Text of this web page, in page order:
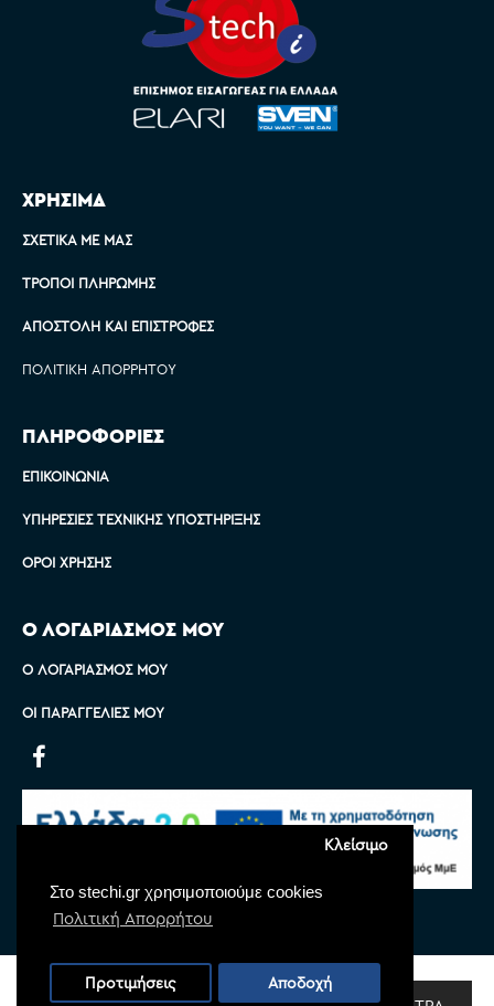
Στο stechi.gr χρησιμοποιούμε cookies
Πολιτική Απορρήτου
Κλείσιμο
Προτιμήσεις Αποδοχή
ΧΡΗΣΙΜΑ
ΣΧΕΤΙΚΆ ΜΕ ΜΑΣ
ΤΡΌΠΟΙ ΠΛΗΡΩΜΉΣ
ΑΠΟΣΤΟΛΉ ΚΑΙ ΕΠΙΣΤΡΟΦΈΣ
ΠΟΛΙΤΙΚΉ ΑΠΟΡΡΉΤΟΥ
ΠΛΗΡΟΦΟΡΙΕΣ
ΕΠΙΚΟΙΝΩΝΊΑ
ΥΠΗΡΕΣΊΕΣ ΤΕΧΝΙΚΉΣ ΥΠΟΣΤΉΡΙΞΗΣ
ΌΡΟΙ ΧΡΉΣΗΣ
Ο ΛΟΓΑΡΙΑΣΜΟΣ ΜΟΥ
Ο ΛΟΓΑΡΙΑΣΜΌΣ ΜΟΥ
ΟΙ ΠΑΡΑΓΓΕΛΊΕΣ ΜΟΥ
Copyright © 2022 Stechi, All Rights Reserved
Powered by
Monoware Web